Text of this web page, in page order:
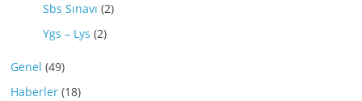
Sbs Sınavı (2)
Ygs – Lys (2)
Genel (49)
Haberler (18)